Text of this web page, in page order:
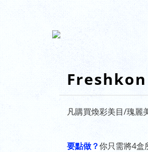
凡購買煥彩美目/瑰麗
要點做？你只需將4盒